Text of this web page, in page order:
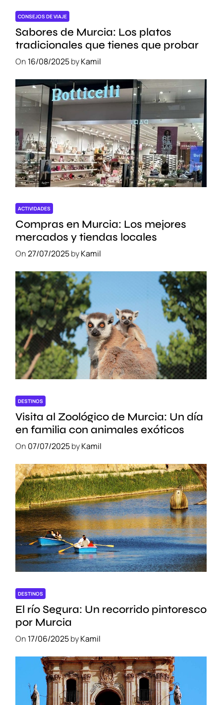
D
e
i
c
i
o
a
G
a
s
t
r
o
í
a
e
l
a
C
i
u
d
a
d
CONSEJOS DE VIAJE
Sabores de Murcia: Los platos
tradicionales que tienes que probar
On 16/08/2025byKamil
ACTIVIDADES
Compras en Murcia: Los mejores
mercados y tiendas locales
On27/07/2025byKamil
DESTINOS
Visita al Zoológico de Murcia: Un día
en familia con animales exóticos
On 07/07/2025byKamil
DESTINOS
El río Segura: Un recorrido pintoresco
por Murcia
On 17/06/2025byKamil